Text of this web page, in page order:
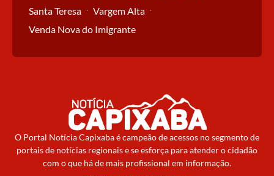
Santa Teresa
Vargem Alta
Venda Nova do Imigrante
O Portal Notícia Capixaba é campeão de acessos no segmento de
portais de notícias regionais e se esforça para atender o cidadão
com o que há de mais profissional em informação.